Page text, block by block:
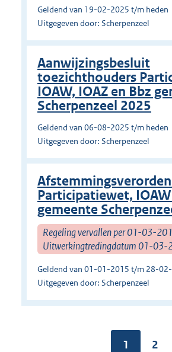
Geldend van 19-02-2025 t/m heden
Uitgegeven door: Scherpenzeel
Aanwijzingsbesluit
toezichthouders
IOAW, IOAZ en Bbz
Scherpenzeel 2025
Geldend van 06-08-2025 t/m heden
Uitgegeven door: Scherpenzeel
Participatiewet,
gemeente
Regeling vervallen per 01-03-
Uitwerkingtredingdatum 01-03-
Geldend van 01-01-2015 t/m 28-
Uitgegeven door: Scherpenzeel
Pagina:
1
P
2